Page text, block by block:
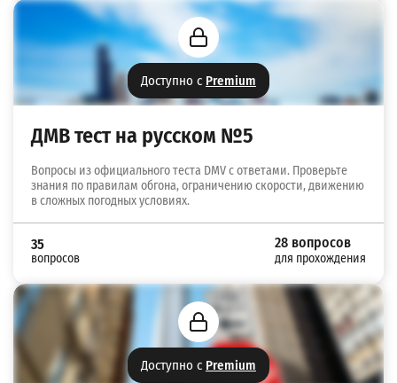
Доступно с Premium
ДМВ тест на русском №5
Вопросы из официального теста DMV с ответами. Проверьте
знания по правилам обгона, ограничению скорости, движению
в сложных погодных условиях.
35
вопросов
28 вопросов
для прохождения
Доступно с Premium